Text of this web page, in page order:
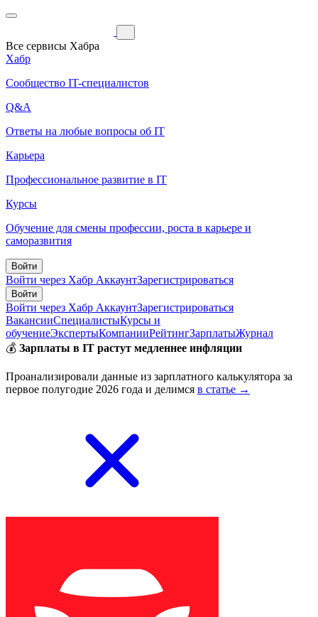
Все сервисы Хабра
Хабр
Сообщество IT-специалистов
Q&A
Ответы на любые вопросы об IT
Карьера
Профессиональное развитие в IT
Курсы
Обучение для смены профессии, роста в карьере и
саморазвития
Войти
Войти через Хабр АккаунтЗарегистрироваться
Войти
Войти через Хабр АккаунтЗарегистрироваться
ВакансииСпециалистыКурсы и
обучениеЭкспертыКомпанииРейтингЗарплатыЖурнал
💰 Зарплаты в IT растут медленнее инфляции
Проанализировали данные из зарплатного калькулятора за
первое полугодие 2026 года и делимся в статье →